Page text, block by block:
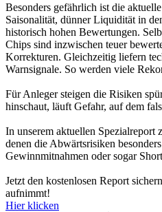
Besonders gefährlich ist die
Saisonalität, dünner Liquidität in
historisch hohen Bewertungen.
Chips sind inzwischen teuer
Korrekturen. Gleichzeitig liefern
Warnsignale. So werden viele
Für Anleger steigen die Risiken
hinschaut, läuft Gefahr, auf dem
In unserem aktuellen
denen die Abwärtsrisiken
Gewinnmitnahmen oder sogar
Jetzt den kostenlosen Report
aufnimmt!
Hier klicken